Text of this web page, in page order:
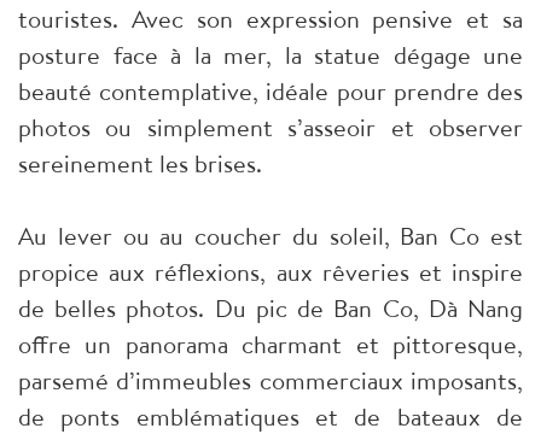
touristes. Avec son expression pensive et sa
posture face à la mer, la statue dégage une
beauté contemplative, idéale pour prendre des
photos ou simplement s’asseoir et observer
sereinement les brises.
Au lever ou au coucher du soleil, Ban Co est
propice aux réflexions, aux rêveries et inspire
de belles photos. Du pic de Ban Co, Dà Nang
offre un panorama charmant et pittoresque,
parsemé d’immeubles commerciaux imposants,
de ponts emblématiques et de bateaux de